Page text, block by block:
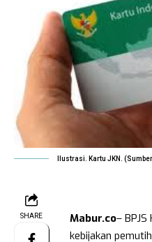
Ilustrasi. Kartu JKN.
SHARE Mabur.co–
kebijakan